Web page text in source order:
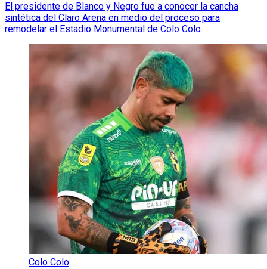
El presidente de Blanco y Negro fue a conocer la cancha
sintética del Claro Arena en medio del proceso para
remodelar el Estadio Monumental de Colo Colo.
Colo Colo